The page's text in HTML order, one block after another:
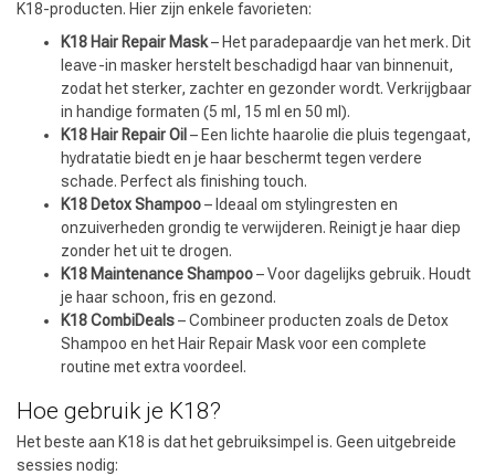
K18-producten. Hier zijn enkele favorieten:
K18 Hair Repair Mask– Het paradepaardje van het merk. Dit
leave-in masker herstelt beschadigd haar van binnenuit,
zodat het sterker, zachter en gezonder wordt. Verkrijgbaar
in handige formaten (5 ml, 15 ml en 50 ml).
K18 Hair Repair Oil – Een lichte haarolie die pluis tegengaat,
hydratatie biedt en je haar beschermt tegen verdere
schade. Perfect als finishing touch.
K18 Detox Shampoo– Ideaal om stylingresten en
onzuiverheden grondig te verwijderen. Reinigt je haar diep
zonder het uit te drogen.
K18 Maintenance Shampoo– Voor dagelijks gebruik. Houdt
je haar schoon, fris en gezond.
K18 CombiDeals– Combineer producten zoals de Detox
Shampoo en het Hair Repair Mask voor een complete
routine met extra voordeel.
Hoe gebruik je K18?
Het beste aan K18 is dat het gebruiksimpel is. Geen uitgebreide
sessies nodig: